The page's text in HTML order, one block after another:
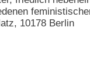
10178 Berlin